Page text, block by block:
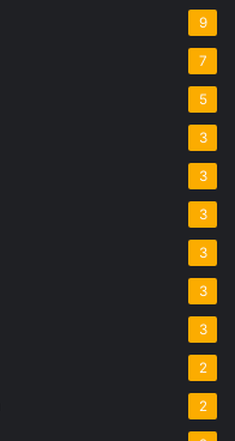
9
7
5
3
3
3
3
3
3
2
2